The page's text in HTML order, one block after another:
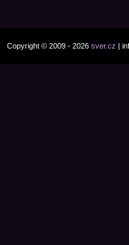
Copyright © 2009 - 2026 sver.cz |